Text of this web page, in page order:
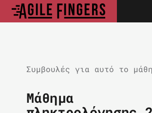
Συμβουλές για αυτό το
Μάθημα